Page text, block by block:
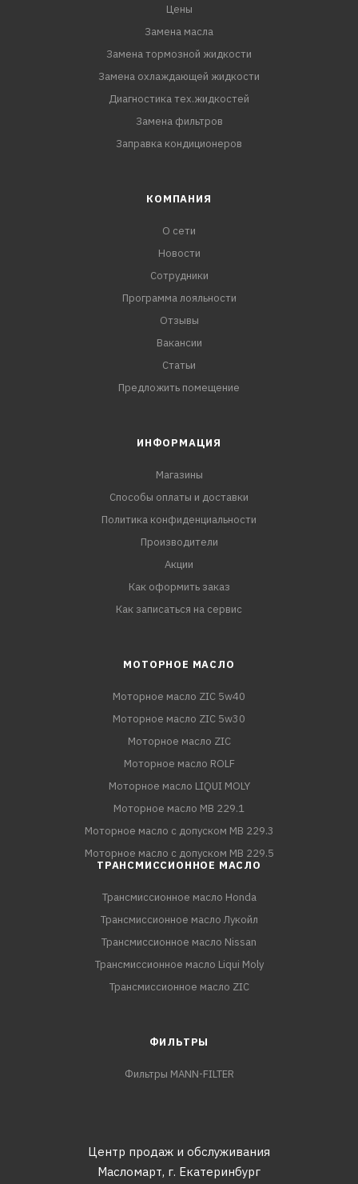
Цены
Замена масла
Замена тормозной жидкости
Замена охлаждающей жидкости
Диагностика тех.жидкостей
Замена фильтров
Заправка кондиционеров
КОМПАНИЯ
О сети
Новости
Сотрудники
Программа лояльности
Отзывы
Вакансии
Статьи
Предложить помещение
ИНФОРМАЦИЯ
Магазины
Способы оплаты и доставки
Политика конфиденциальности
Производители
Акции
Как оформить заказ
Как записаться на сервис
МОТОРНОЕ МАСЛО
Моторное масло ZIC 5w40
Моторное масло ZIC 5w30
Моторное масло ZIC
Моторное масло ROLF
Моторное масло LIQUI MOLY
Моторное масло MB 229.1
Моторное масло с допуском MB 229.3
Моторное масло с допуском MB 229.5
ТРАНСМИССИОННОЕ МАСЛО
Трансмиссионное масло Honda
Трансмиссионное масло Лукойл
Трансмиссионное масло Nissan
Трансмиссионное масло Liqui Moly
Трансмиссионное масло ZIC
ФИЛЬТРЫ
Фильтры MANN-FILTER
Центр продаж и обслуживания
Масломарт, г. Екатеринбург